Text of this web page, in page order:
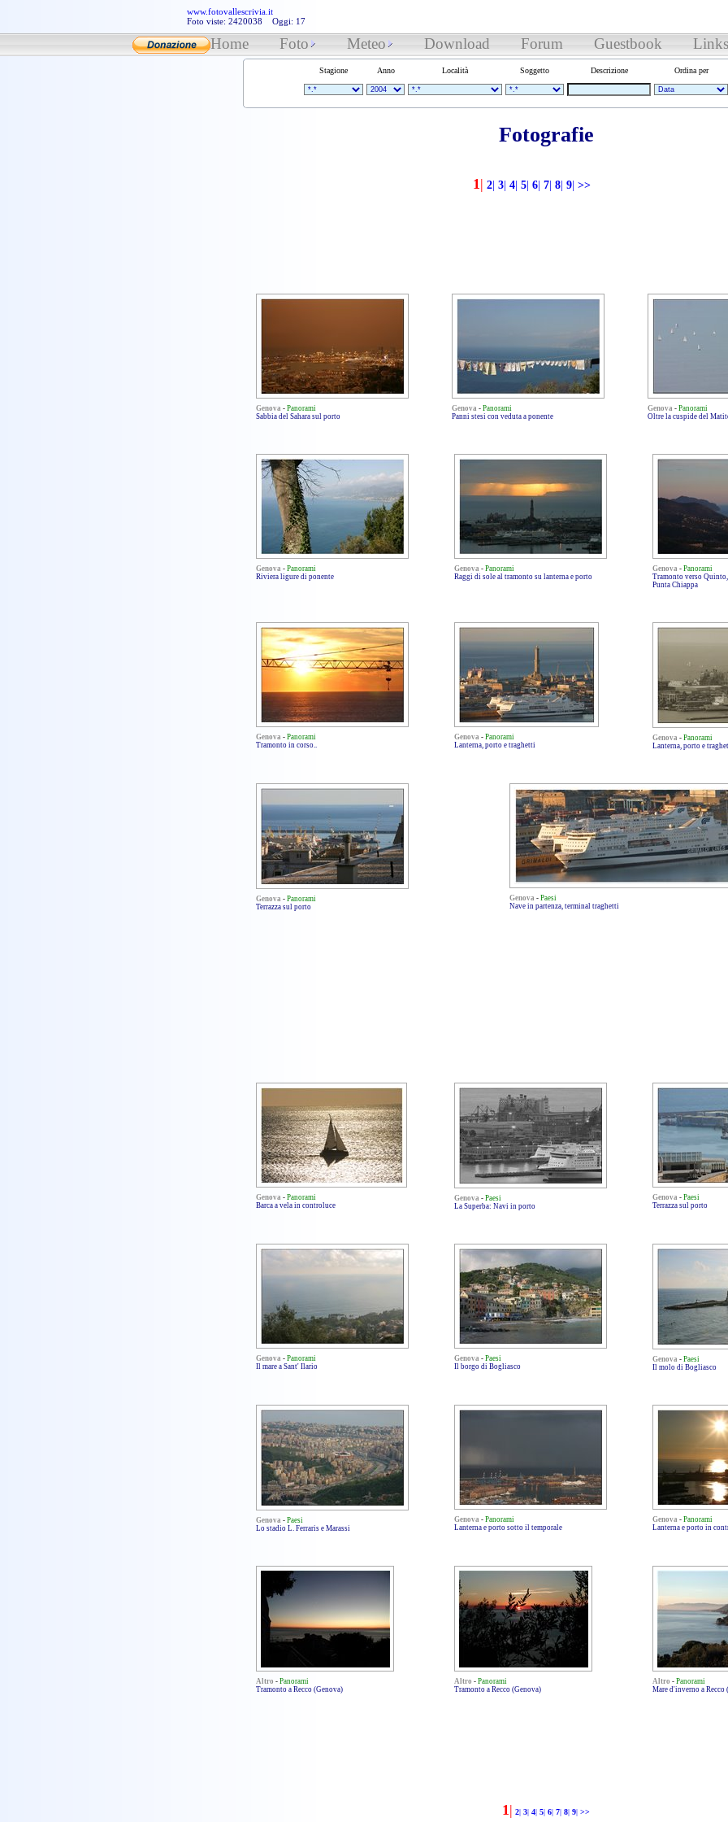
www.fotovallescrivia.it
Foto viste: 2420038 Oggi: 17
Home Foto Meteo Download Forum Guestbook Links
Stagione Anno Località Soggetto Descrizione Ordina per
Fotografie
1| 2| 3| 4| 5| 6| 7| 8| 9| >>
Genova - Panorami
Sabbia del Sahara sul porto
Genova - Panorami
Panni stesi con veduta a ponente
Genova - Panorami
Oltre la cuspide del
Genova - Panorami
Riviera ligure di ponente
Genova - Panorami
Raggi di sole al tramonto su lanterna e porto
Genova - Panorami
Tramonto verso
Punta Chiappa
Genova - Panorami
Tramonto in corso..
Genova - Panorami
Lanterna, porto e traghetti
Genova - Panorami
Lanterna, porto e
Genova - Panorami
Terrazza sul porto
Genova - Paesi
Nave in partenza, terminal traghetti
Genova - Panorami
Barca a vela in controluce
Genova - Paesi
La Superba: Navi in porto
Genova - Paesi
Terrazza sul porto
Genova - Panorami
Il mare a Sant' Ilario
Genova - Paesi
Il borgo di Bogliasco
Genova - Paesi
Il molo di Bogliasco
Genova - Paesi
Lo stadio L. Ferraris e Marassi
Genova - Panorami
Lanterna e porto sotto il temporale
Genova - Panorami
Lanterna e porto in
Altro - Panorami
Tramonto a Recco (Genova)
Altro - Panorami
Tramonto a Recco (Genova)
Altro - Panorami
Mare d'inverno a Recco
1| 2| 3| 4| 5| 6| 7| 8| 9| >>